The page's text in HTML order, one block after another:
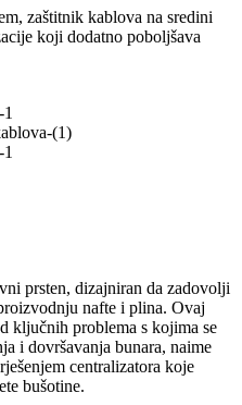
zaštitnik kablova na sredini
koji dodatno poboljšava
prsten, dizajniran da zadovolji
nafte i plina. Ovaj
ključnih problema s kojima se
i dovršavanja bunara, naime
centralizatora koje
bušotine.